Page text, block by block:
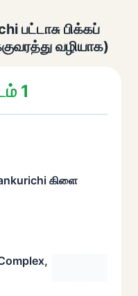
பட்டாசு பிக்கப்
வழியாக)
1
கிளை